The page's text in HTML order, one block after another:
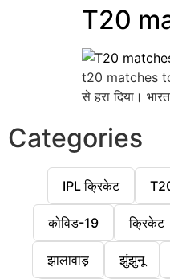
T20
t20 matches
से हरा दिया।
Categories
IPL क्रिकेट
कोविड-19 क्रिकेट
झालावाड़ झुंझुनू